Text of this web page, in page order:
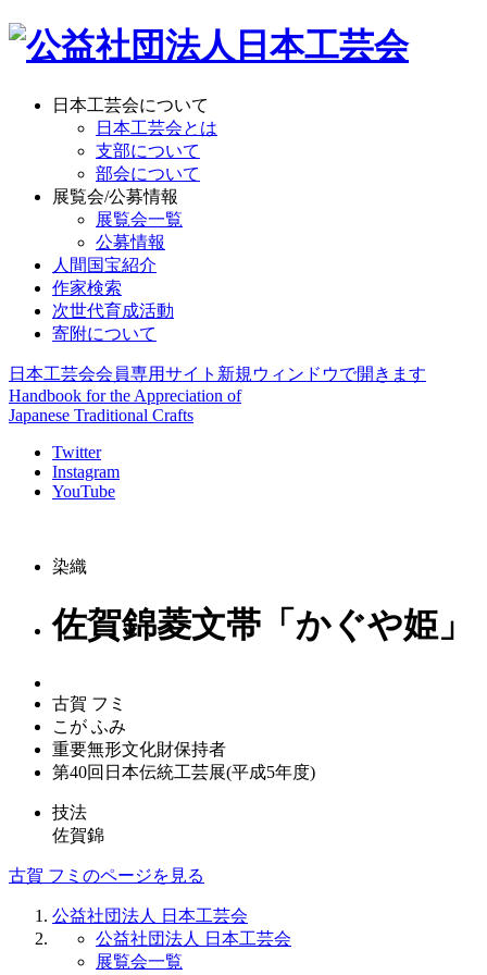
日本工芸会について
日本工芸会とは
支部について
部会について
展覧会/公募情報
展覧会一覧
公募情報
人間国宝紹介
作家検索
次世代育成活動
寄附について
日本工芸会会員専用サイト 新規ウィンドウで開きます
Handbook for the Appreciation of
Japanese Traditional Crafts
Twitter
Instagram
YouTube
染織
佐賀錦菱文帯「かぐや姫」
古賀 フミ
こが ふみ
重要無形文化財保持者
第40回日本伝統工芸展(平成5年度)
技法
佐賀錦
古賀 フミのページを見る
公益社団法人 日本工芸会
公益社団法人 日本工芸会
展覧会一覧